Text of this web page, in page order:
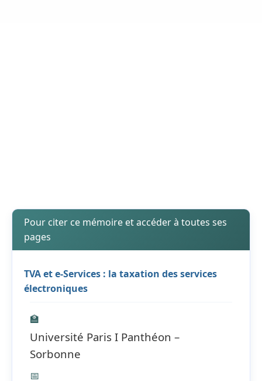
Pour citer ce mémoire et accéder à toutes ses
pages
TVA et e-Services : la taxation des services
électroniques
🏫
Université Paris I Panthéon –
Sorbonne
📅